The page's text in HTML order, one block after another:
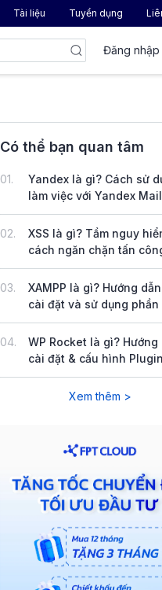
Tài liệu Tuyển dụng
Đăng nhập
Có thể bạn quan tâm
01.
Yandex là gì? Cách sử
làm việc với Yandex
quả
02.
XSS là gì? Tầm nguy
cách ngăn chặn tấn
03.
XAMPP là gì? Hướng dẫn
cài đặt và sử dụng phần
XAMPP trên Windows &
04.
WP Rocket là gì? Hướng
cài đặt & cấu hình
Rocket
Xem thêm >